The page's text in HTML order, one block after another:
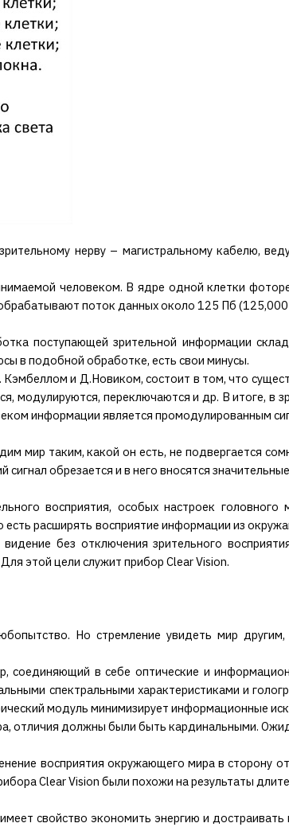
нерву – магистральному кабелю,
человеком. В ядре одной клетки
поток данных около 125 Пб
поступающей зрительной информации
в подобной обработке, есть свои минусы.
и Д.Новиком, состоит в том, что
переключаются и др. В итоге, в
информации является промодулированным
мир таким, какой он есть, не подвергается
обрезается и в него вносятся
восприятия, особых настроек
расширять восприятие информации из
без отключения зрительного
этой цели служит прибор Clear Vision.
Но стремление увидеть мир
соединяющий в себе оптические и
спектральными характеристиками и
модуль минимизирует информационные
отличия должны были быть кардинальными.
восприятия окружающего мира в сторону
Clear Vision были похожи на результаты
свойство экономить энергию и